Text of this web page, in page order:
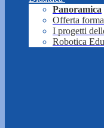
Panoramica
Offerta
I progetti
Robotica